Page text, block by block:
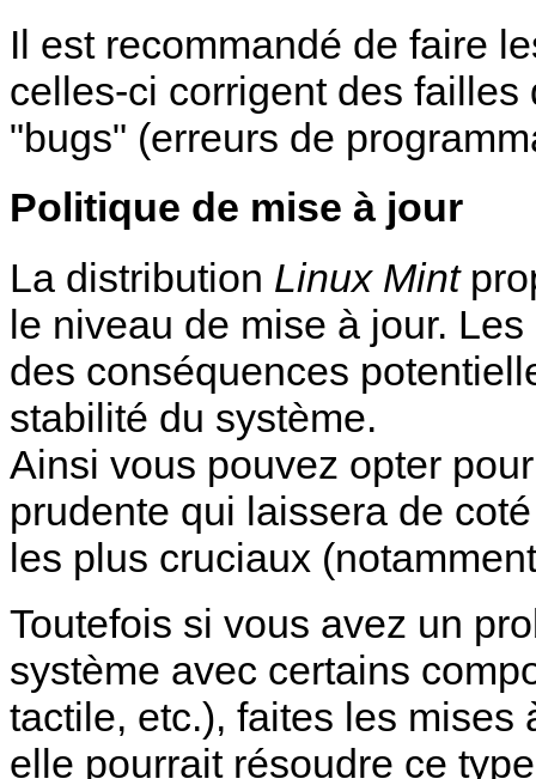
Il est recommandé de faire
celles-ci corrigent des
"bugs" (erreurs de
Politique de mise à jour
La distribution Linux Mint
le niveau de mise à jour.
des conséquences
stabilité du système.
Ainsi vous pouvez opter
prudente qui laissera de
les plus cruciaux
Toutefois si vous avez un
système avec certains
tactile, etc.), faites les mises
elle pourrait résoudre ce